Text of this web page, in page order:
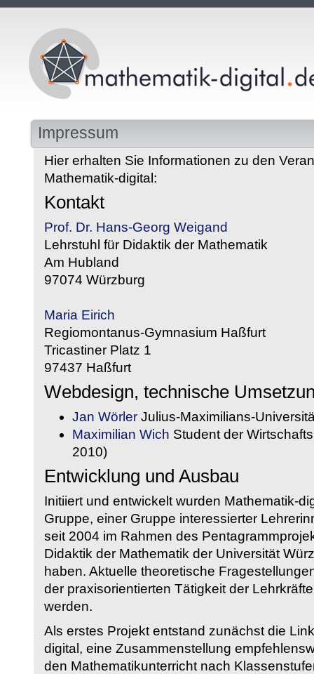
Impressum
Hier erhalten Sie Informationen zu den
Mathematik-digital:
Kontakt
Prof. Dr. Hans-Georg Weigand
Lehrstuhl für Didaktik der Mathematik
Am Hubland
97074 Würzburg
Maria Eirich
Regiomontanus-Gymnasium Haßfurt
Tricastiner Platz 1
97437 Haßfurt
Webdesign, technische
Jan Wörler Julius-Maximilians-
Maximilian Wich Student der
2010)
Entwicklung und Ausbau
Initiiert und entwickelt wurden Mathematik-
Gruppe, einer Gruppe interessierter
seit 2004 im Rahmen des
Didaktik der Mathematik der Universität
haben. Aktuelle theoretische
der praxisorientierten Tätigkeit der
werden.
Als erstes Projekt entstand zunächst die
digital, eine Zusammenstellung
den Mathematikunterricht nach